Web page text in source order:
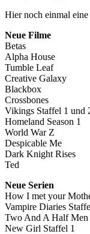
Hier noch einmal
Neue Filme
Betas
Alpha House
Tumble Leaf
Creative Galaxy
Blackbox
Crossbones
Vikings Staffel 1 und
Homeland Season 1
World War Z
Despicable Me
Dark Knight Rises
Ted
Neue Serien
How I met your
Vampire Diaries
Two And A Half Men
New Girl Staffel 1